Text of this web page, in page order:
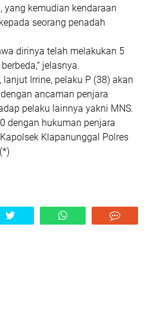
kemudian kendaraan
seorang penadah
dirinya telah melakukan 5
jelasnya.
Irrine, pelaku P (38) akan
ancaman penjara
pelaku lainnya yakni MNS.
dengan hukuman penjara
Klapanunggal Polres